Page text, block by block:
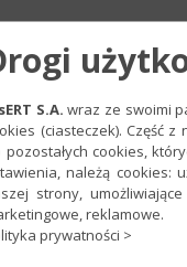
klienta poprzez
przesłany
przesłany
jako
podlega
S.A. wraz ze swoimi
(ciasteczek). Część
pozostałych cookies,
należą cookies:
strony,
reklamowe.
prywatności >